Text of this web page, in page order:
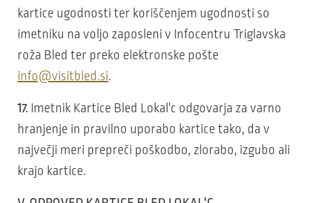
kartice ugodnosti ter koriščenjem ugodnosti so
imetniku na voljo zaposleni v Infocentru Triglavska
roža Bled ter preko elektronske pošte
info@visitbled.si.
17. Imetnik Kartice Bled Lokal'c odgovarja za varno
hranjenje in pravilno uporabo kartice tako, da v
največji meri prepreči poškodbo, zlorabo, izgubo ali
krajo kartice.